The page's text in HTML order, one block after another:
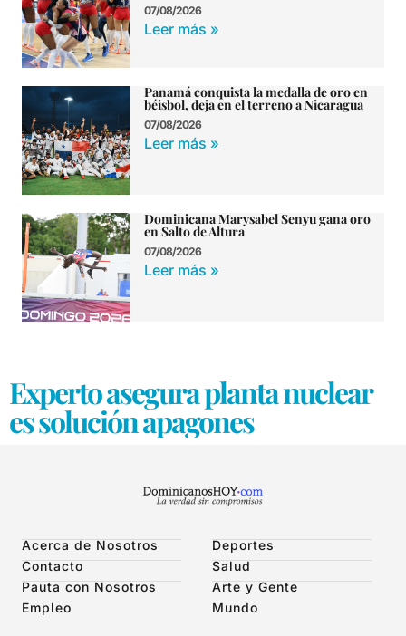
07/08/2026
Leer más »
Panamá conquista la medalla de oro en
béisbol, deja en el terreno a Nicaragua
07/08/2026
Leer más »
Dominicana Marysabel Senyu gana oro
en Salto de Altura
07/08/2026
Leer más »
Experto asegura planta nuclear
es solución apagones
Acerca de Nosotros
Contacto
Pauta con Nosotros
Empleo
Deportes
Salud
Arte y Gente
Mundo